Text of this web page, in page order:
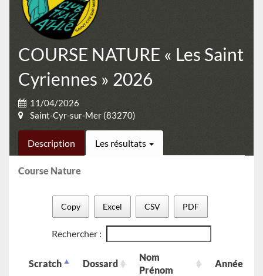
COURSE NATURE « Les Saint
Cyriennes » 2026
11/04/2026
Saint-Cyr-sur-Mer (83270)
Description Les résultats
Course Nature
Copy Excel CSV PDF
Rechercher :
Scratch Dossard
Nom
Prénom
Année